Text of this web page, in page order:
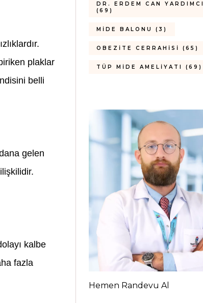
plaklar
belli
gelen
kalbe
fazla
DR. ERDEM CAN YARDIMCI
(69)
MIDE BALONU (3)
OBEZITE CERRAHISI (65)
TÜP MIDE AMELIYATI (69)
Hemen Randevu Al